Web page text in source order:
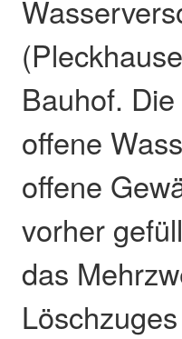
Bauhof.
offene
offene
vorher
das